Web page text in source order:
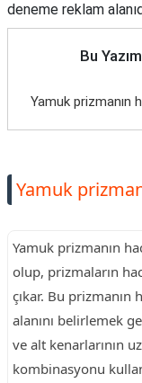
deneme reklam
Bu
Yamuk prizmanın
Yamuk
Yamuk prizmanın
olup, prizmaların
çıkar. Bu
alanını belirlemek
ve alt kenarlarının
kombinasyonu